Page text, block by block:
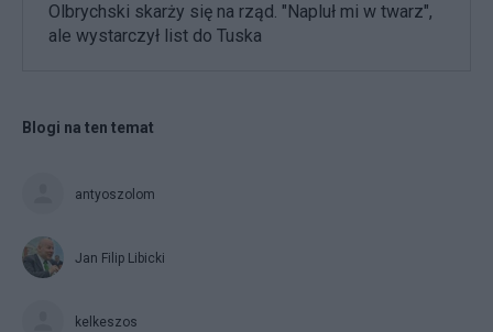
Olbrychski skarży się na rząd. "Napluł mi w twarz",
ale wystarczył list do Tuska
Blogi na ten temat
antyoszolom
Jan Filip Libicki
kelkeszos